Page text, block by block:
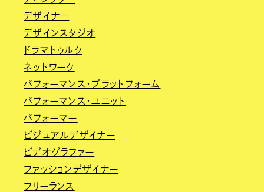
デザイナー
デザインスタジオ
ドラマトゥルク
ネットワーク
パフォーマンス・プラットフォーム
パフォーマンス・ユニット
パフォーマー
ビジュアルデザイナー
ビデオグラファー
ファッションデザイナー
フリーランス